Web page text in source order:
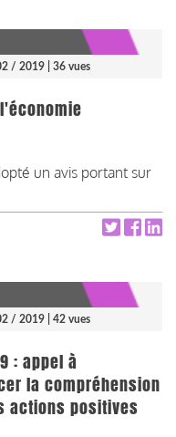
/ 2019 | 36 vues
un avis portant sur
/ 2019 | 42 vues
: appel à
la compréhension
actions positives